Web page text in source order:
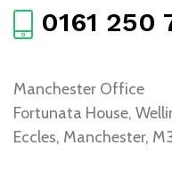
0161 250
Manchester Office
Fortunata House,
Eccles, Manchester,